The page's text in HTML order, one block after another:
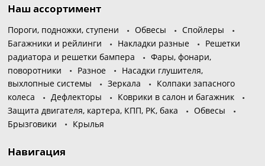
Наш ассортимент
Пороги, подножки, ступени Обвесы
Спойлеры
Багажники и рейлинги
Накладки разные
Решетки
радиатора и решетки бампера
Фары, фонари,
поворотники
Разное
Насадки глушителя,
выхлопные системы
Зеркала
Колпаки запасного
колеса
Дефлекторы
Коврики в салон и багажник
Защита двигателя, картера, КПП, РК, бака
Обвесы
Брызговики
Крылья
Навигация